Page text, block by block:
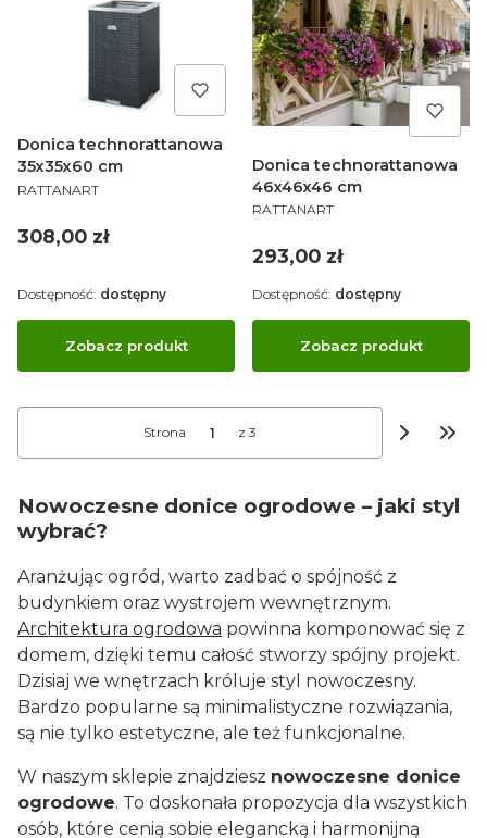
Donica technorattanowa
35x35x60 cm
PRODUCENT
RATTANART
Cena
308,00 zł
Zobacz produkt
Dostępność: dostępny
Donica technorattanowa
46x46x46 cm
PRODUCENT
RATTANART
Cena
293,00 zł
Zobacz produkt
Dostępność: dostępny
Strona z 3
Nowoczesne donice ogrodowe – jaki styl
wybrać?
Aranżując ogród, warto zadbać o spójność z
budynkiem oraz wystrojem wewnętrznym.
Architektura ogrodowa powinna komponować się z
domem, dzięki temu całość stworzy spójny projekt.
Dzisiaj we wnętrzach króluje styl nowoczesny.
Bardzo popularne są minimalistyczne rozwiązania,
są nie tylko estetyczne, ale też funkcjonalne.
W naszym sklepie znajdziesz nowoczesne donice
ogrodowe. To doskonała propozycja dla wszystkich
osób, które cenią sobie elegancką i harmonijną